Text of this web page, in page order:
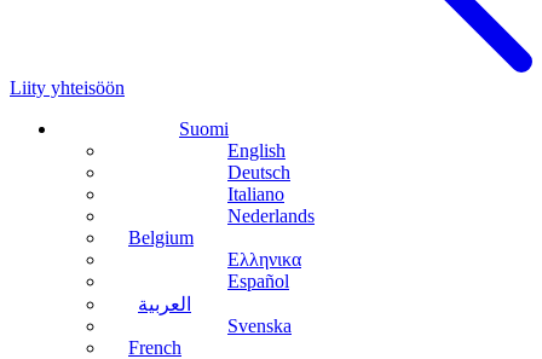
Liity yhteisöön
Suomi
English
Deutsch
Italiano
Nederlands
Belgium
Ελληνικα
Español
العربية
Svenska
French